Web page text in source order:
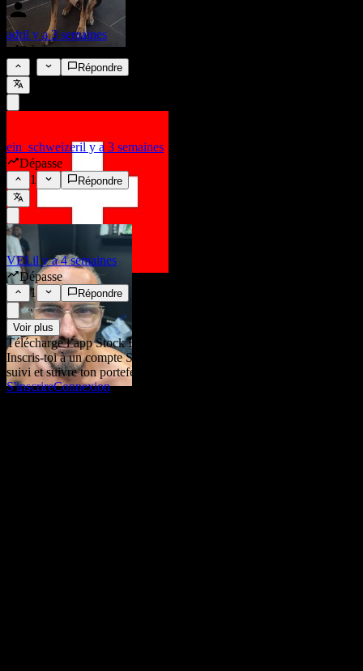
adril y a 3 semaines
Dépasse
Répondre
ein_schweizeril y a 3 semaines
Dépasse
1
Répondre
VELil y a 4 semaines
Dépasse
1
Répondre
Voir plus
Télécharge l’app Stock Events
Inscris-toi à un compte Stock Events pour créer tes propres listes de
suivi et suivre ton portefeuille ou tes dividendes.
S'inscrireConnexion